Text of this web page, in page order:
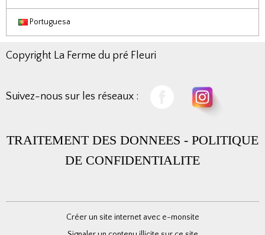
Portuguesa
Copyright La Ferme du pré Fleuri
Suivez-nous sur les réseaux :
TRAITEMENT DES DONNEES - POLITIQUE
DE CONFIDENTIALITE
Créer un site internet avec e-monsite